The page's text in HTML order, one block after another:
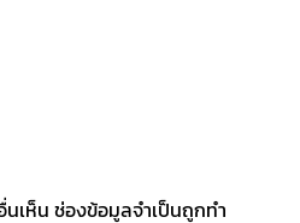
เห็น ช่องข้อมูลจำเป็นถูกทำ